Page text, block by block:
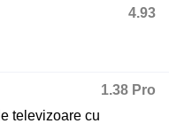
4.93
1.38 Pro
televizoare cu